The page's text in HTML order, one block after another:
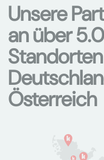
Unsere
an über
Österreich